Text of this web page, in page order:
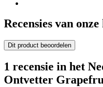
Recensies van
Dit product beoordelen
1 recensie in het
Ontvetter